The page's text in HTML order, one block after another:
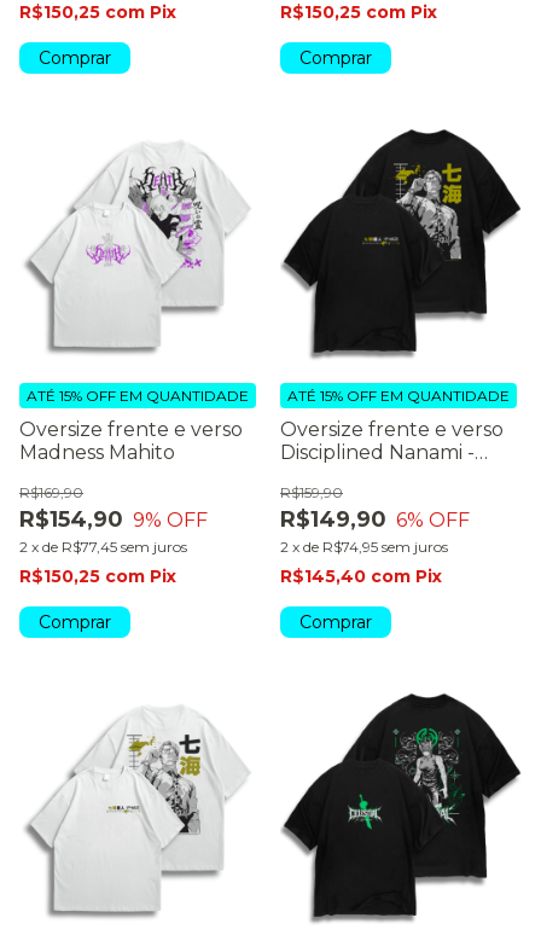
R$150,25 com Pix
Comprar
R$150,25 com Pix
Comprar
Oversize frente e verso
Madness Mahito
R$154,90
R$169,90
9% OFF
2 x de R$77,45 sem juros
ATÉ 15% OFF EM QUANTIDADE
R$150,25 com Pix
Comprar
Oversize frente e verso
Disciplined Nanami -
R$149,90
R$159,90
6% OFF
2 x de R$74,95 sem juros
ATÉ 15% OFF EM QUANTIDADE
R$145,40 com Pix
Comprar